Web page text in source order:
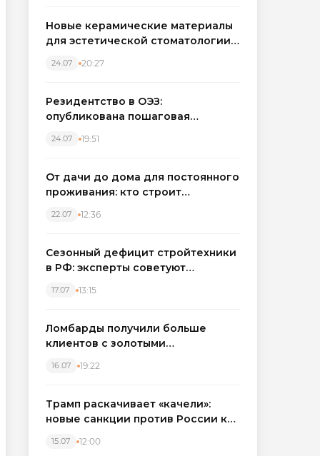
Новые керамические материалы
для эстетической стоматологии
24.07 20:27
Резидентство в ОЭЗ:
опубликована пошаговая
налоговых льгот для инвесторов
24.07 19:51
От дачи до дома для постоянного
проживания: кто строит
Западном регионе
22.07 12:36
Сезонный дефицит стройтехники
в РФ: эксперты советуют
17.07 13:15
Ломбарды получили больше
клиентов с золотыми
вырос на фоне подорожания
16.07 19:22
Трамп раскачивает «качели»:
новые санкции против России как
15.07 12:00